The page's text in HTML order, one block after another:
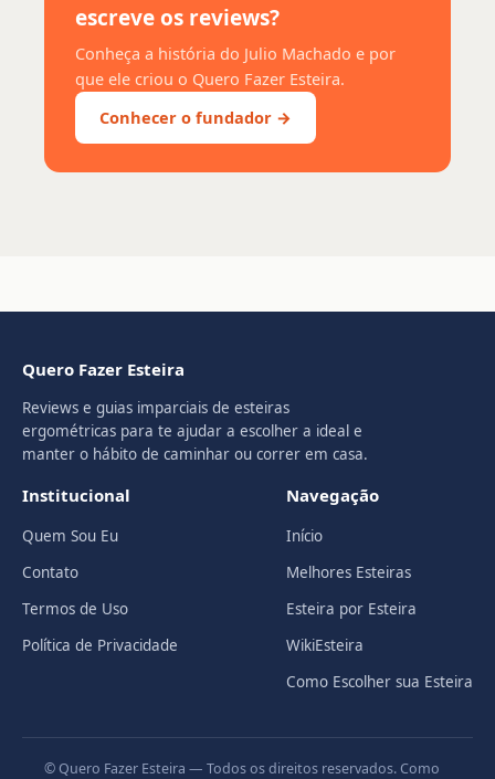
escreve os reviews?
Conheça a história do Julio Machado e por
que ele criou o Quero Fazer Esteira.
Conhecer o fundador →
Quero Fazer Esteira
Reviews e guias imparciais de esteiras
ergométricas para te ajudar a escolher a ideal e
manter o hábito de caminhar ou correr em casa.
Institucional
Quem Sou Eu
Contato
Termos de Uso
Política de Privacidade
Navegação
Início
Melhores Esteiras
Esteira por Esteira
WikiEsteira
Como Escolher sua Esteira
© Quero Fazer Esteira — Todos os direitos reservados. Como